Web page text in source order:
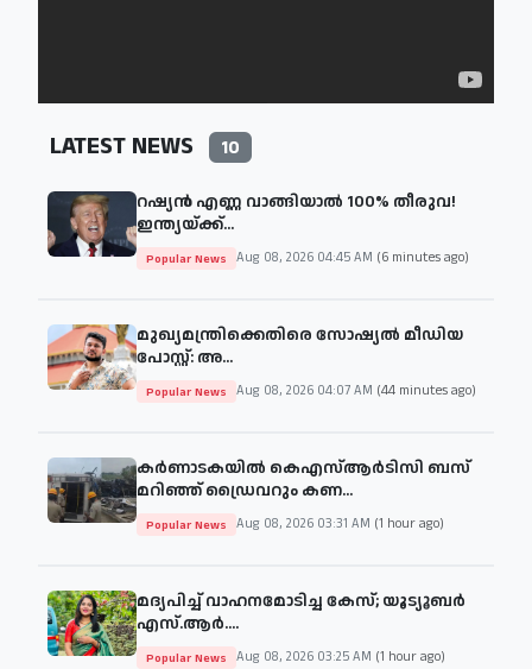
LATEST NEWS 10
റഷ്യൻ എണ്ണ വാങ്ങിയാൽ 100% തീരുവ!
ഇന്ത്യയ്ക്ക്...
Popular News Aug 08, 2026 04:45 AM (6 minutes ago)
മുഖ്യമന്ത്രിക്കെതിരെ സോഷ്യൽ മീഡിയ
പോസ്റ്റ്: അ...
Popular News Aug 08, 2026 04:07 AM (44 minutes ago)
കർണാടകയിൽ കെഎസ്ആർടിസി ബസ്
മറിഞ്ഞ് ഡ്രൈവറും കണ...
Popular News Aug 08, 2026 03:31 AM (1 hour ago)
മദ്യപിച്ച് വാഹനമോടിച്ച കേസ്; യൂട്യൂബർ
എസ്.ആർ....
Popular News Aug 08, 2026 03:25 AM (1 hour ago)